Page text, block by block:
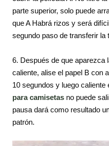
parte superior, solo puede
que A Habrá rizos y será
segundo paso de transferir la
6. Después de que aparezca
caliente, alise el papel B con
10 segundos y luego caliente
para camisetas no puede
pausa dará como resultado
patrón.